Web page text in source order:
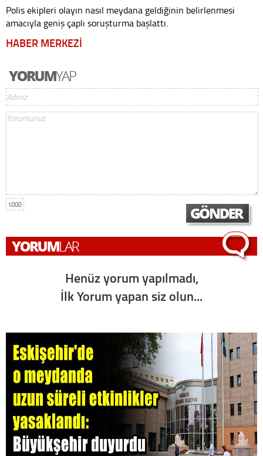
Polis ekipleri olayın nasıl meydana geldiğinin belirlenmesi
amacıyla geniş çaplı soruşturma başlattı.
HABER MERKEZİ
1000
Henüz yorum yapılmadı,
İlk Yorum yapan siz olun...